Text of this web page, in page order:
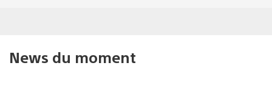
News du moment